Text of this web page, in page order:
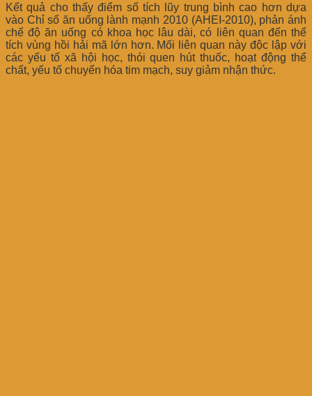
Kết quả cho thấy điểm số tích lũy trung bình cao hơn dựa
vào Chỉ số ăn uống lành mạnh 2010 (AHEI-2010), phản ánh
chế độ ăn uống có khoa học lâu dài, có liên quan đến thể
tích vùng hồi hải mã lớn hơn. Mối liên quan này độc lập với
các yếu tố xã hội học, thói quen hút thuốc, hoạt động thể
chất, yếu tố chuyển hóa tim mạch, suy giảm nhận thức.